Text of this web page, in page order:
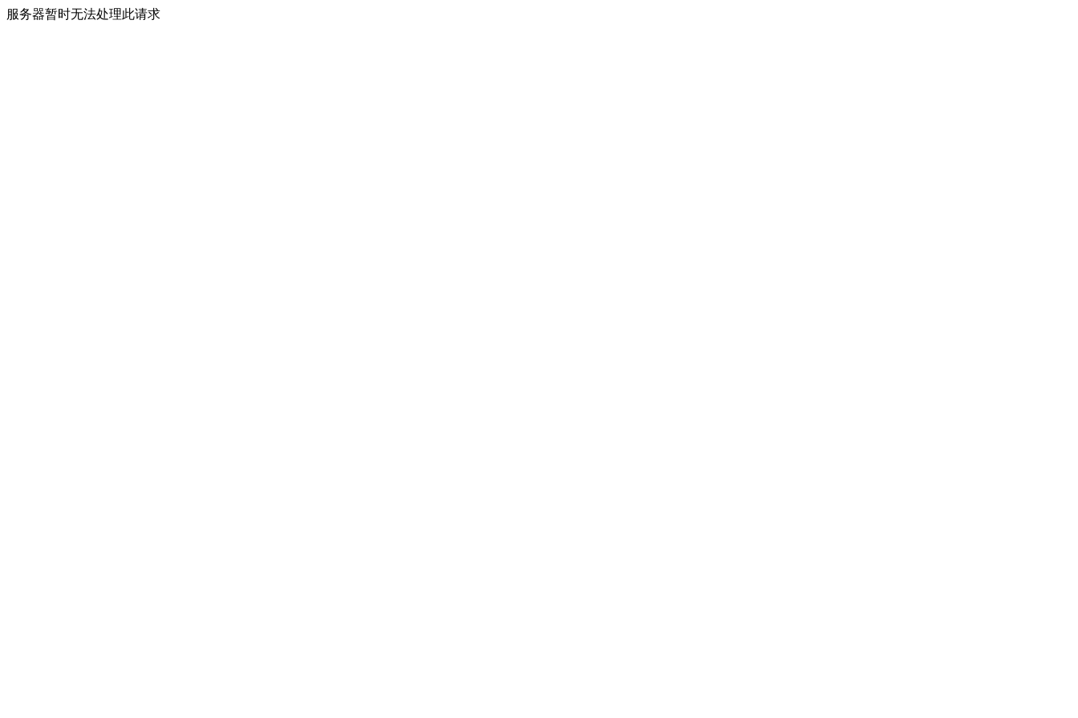
服务器暂时无法处理此请求